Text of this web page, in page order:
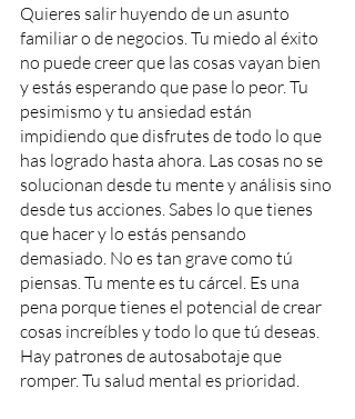
Quieres salir huyendo de un asunto
familiar o de negocios. Tu miedo al éxito
no puede creer que las cosas vayan bien
y estás esperando que pase lo peor. Tu
pesimismo y tu ansiedad están
impidiendo que disfrutes de todo lo que
has logrado hasta ahora. Las cosas no se
solucionan desde tu mente y análisis sino
desde tus acciones. Sabes lo que tienes
que hacer y lo estás pensando
demasiado. No es tan grave como tú
piensas. Tu mente es tu cárcel. Es una
pena porque tienes el potencial de crear
cosas increíbles y todo lo que tú deseas.
Hay patrones de autosabotaje que
romper. Tu salud mental es prioridad.